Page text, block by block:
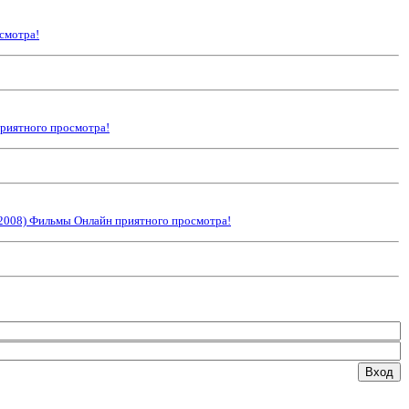
просмотра!
Фильмы Онлайн приятного просмотра!